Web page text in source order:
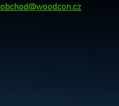
obchod@woodcon.cz